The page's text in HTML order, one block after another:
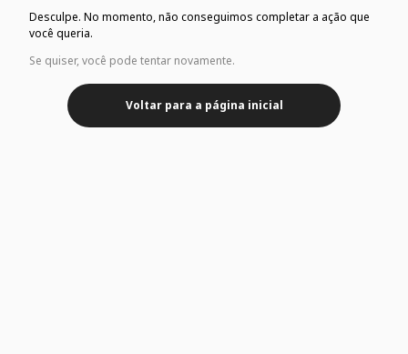
Desculpe. No momento, não conseguimos completar a ação que
você queria.
Se quiser, você pode tentar novamente.
Voltar para a página inicial